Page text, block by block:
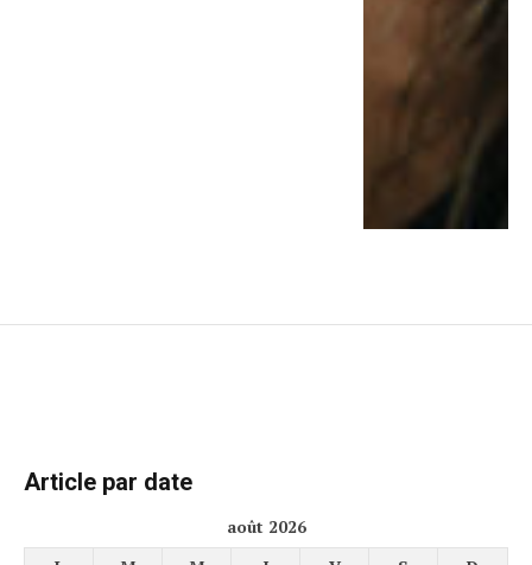
Article par date
août 2026